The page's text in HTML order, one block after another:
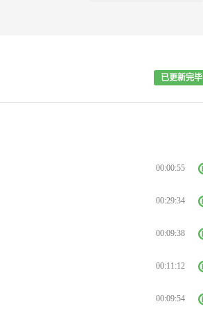
已更新完毕
00:00:55
00:29:34
00:09:38
00:11:12
00:09:54